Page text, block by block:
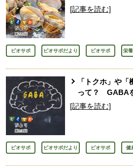
[記事を読む]
ビオサポ ビオサポだより ビオサポ 栄
「トクホ」や
って？ GABA
[記事を読む]
ビオサポ ビオサポだより ビオサポ 健